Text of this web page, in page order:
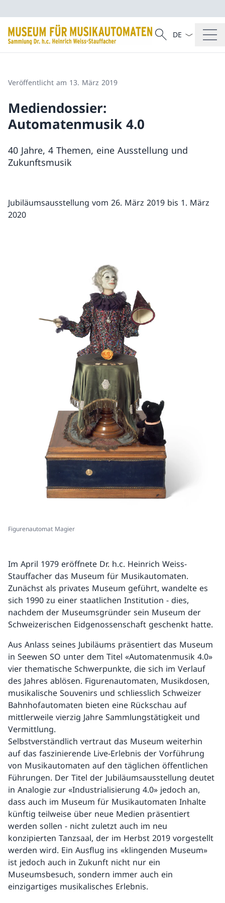
Suche
Suche
Sprach
Veröffentlicht am 13. März 2019
Mediendossier:
Automatenmusik 4.0
40 Jahre, 4 Themen, eine Ausstellung und
Zukunftsmusik
Jubiläumsausstellung vom 26. März 2019 bis 1. März
2020
Figurenautomat Magier
Im April 1979 eröffnete Dr. h.c. Heinrich Weiss-
Stauffacher das Museum für Musikautomaten.
Zunächst als privates Museum geführt, wandelte es
sich 1990 zu einer staatlichen Institution - dies,
nachdem der Museumsgründer sein Museum der
Schweizerischen Eidgenossenschaft geschenkt hatte.
Aus Anlass seines Jubiläums präsentiert das Museum
in Seewen SO unter dem Titel «Automatenmusik 4.0»
vier thematische Schwerpunkte, die sich im Verlauf
des Jahres ablösen. Figurenautomaten, Musikdosen,
musikalische Souvenirs und schliesslich Schweizer
Bahnhofautomaten bieten eine Rückschau auf
mittlerweile vierzig Jahre Sammlungstätigkeit und
Vermittlung.
Selbstverständlich vertraut das Museum weiterhin
auf das faszinierende Live-Erlebnis der Vorführung
von Musikautomaten auf den täglichen öffentlichen
Führungen. Der Titel der Jubiläumsausstellung deutet
in Analogie zur «Industrialisierung 4.0» jedoch an,
dass auch im Museum für Musikautomaten Inhalte
künftig teilweise über neue Medien präsentiert
werden sollen - nicht zuletzt auch im neu
konzipierten Tanzsaal, der im Herbst 2019 vorgestellt
werden wird. Ein Ausflug ins «klingenden Museum»
ist jedoch auch in Zukunft nicht nur ein
Museumsbesuch, sondern immer auch ein
einzigartiges musikalisches Erlebnis.